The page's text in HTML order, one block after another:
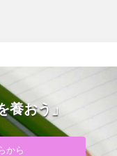
養おう」
から